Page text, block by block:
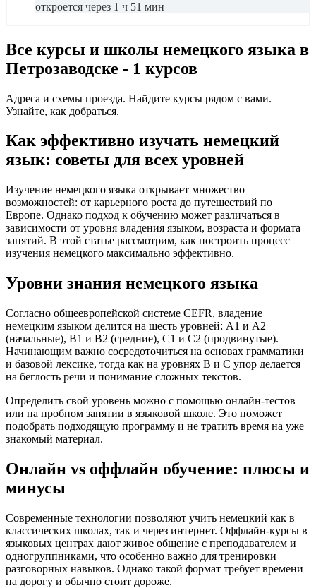
откроется через 1 ч 51 мин
Все курсы и школы немецкого языка в
Петрозаводске - 1 курсов
Адреса и схемы проезда. Найдите курсы рядом с вами.
Узнайте, как добраться.
Как эффективно изучать немецкий
язык: советы для всех уровней
Изучение немецкого языка открывает множество
возможностей: от карьерного роста до путешествий по
Европе. Однако подход к обучению может различаться в
зависимости от уровня владения языком, возраста и формата
занятий. В этой статье рассмотрим, как построить процесс
изучения немецкого максимально эффективно.
Уровни знания немецкого языка
Согласно общеевропейской системе CEFR, владение
немецким языком делится на шесть уровней: A1 и A2
(начальные), B1 и B2 (средние), C1 и C2 (продвинутые).
Начинающим важно сосредоточиться на основах грамматики
и базовой лексике, тогда как на уровнях B и C упор делается
на беглость речи и понимание сложных текстов.
Определить свой уровень можно с помощью онлайн-тестов
или на пробном занятии в языковой школе. Это поможет
подобрать подходящую программу и не тратить время на уже
знакомый материал.
Онлайн vs оффлайн обучение: плюсы и
минусы
Современные технологии позволяют учить немецкий как в
классических школах, так и через интернет. Оффлайн-курсы в
языковых центрах дают живое общение с преподавателем и
одногруппниками, что особенно важно для тренировки
разговорных навыков. Однако такой формат требует времени
на дорогу и обычно стоит дороже.